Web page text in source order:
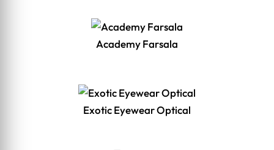
Academy Farsala
Exotic Eyewear Optical